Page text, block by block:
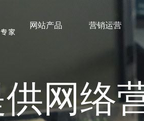
网站产品 营销运营
网络